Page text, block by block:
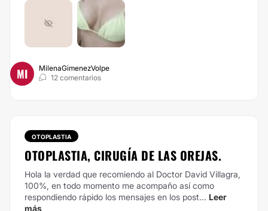
MI
MilenaGimenezVolpe
12 comentarios
OTOPLASTIA
OTOPLASTIA, CIRUGÍA DE LAS OREJAS.
Hola la verdad que recomiendo al Doctor David Villagra,
100%, en todo momento me acompaño así como
respondiendo rápido los mensajes en los post... Leer
más